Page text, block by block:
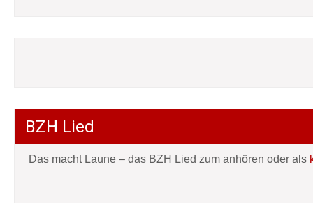
BZH Lied
Das macht Laune – das BZH Lied zum anhören oder als